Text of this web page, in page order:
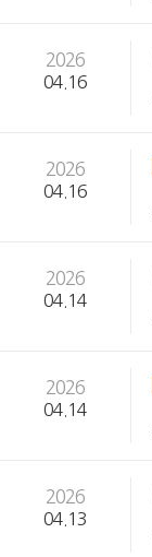
2026
04.16
2026
04.16
2026
04.14
2026
04.14
2026
04.13